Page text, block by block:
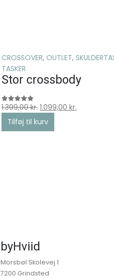
CROSSOVER, OUTLET,
TASKER
Stor crossbody
0ud af 5
1.399,00kr. 1.099,00 kr.
Tilføj til kurv
byHviid
Morsbøl Skolevej 1
7200 Grindsted